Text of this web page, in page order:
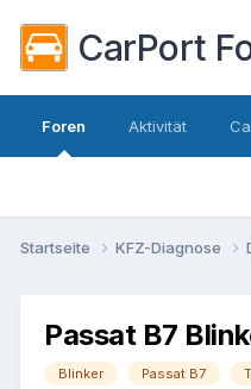
CarPort
Foren Aktivität
Startseite KFZ-Diagnose
Passat B7
Blinker Passat B7